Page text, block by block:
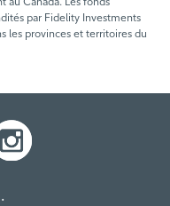
par Fidelity Investments
les provinces et territoires du